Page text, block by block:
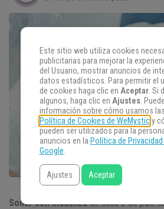
Soñar con mudanzade casa o de país
Este sitio web utiliza cookies
publicitarias para mejorar la
del Usuario, mostrar anuncios de
datos estadísticos. Para permitir el
de cookies haga clic en Aceptar. Si
algunos, haga clic en Ajustes.
información sobre cómo usamos
Política de Cookies de WeMysticy
pueden ser utilizados para la
anuncios en la Política de
Google.
Ajustes Aceptar